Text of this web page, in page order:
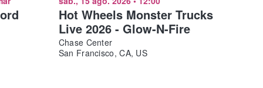
Hot Wheels Monster Trucks
Live 2026 - Glow-N-Fire
Chase Center
San Francisco, CA, US